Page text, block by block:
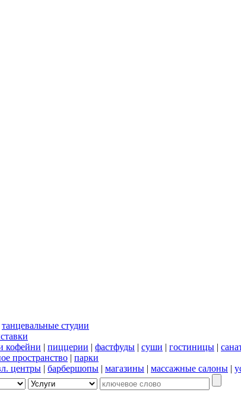
танцевальные студии
кофейни | пиццерии | фастфуды | суши | гостиницы |
пространство | парки
центры | барбершопы | магазины | массажные салоны |